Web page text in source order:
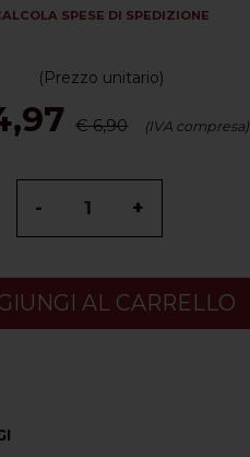
SPESE DI SPEDIZIONE
(Prezzo unitario)
€ 6,90 (IVA compresa)
- +
AL CARRELLO